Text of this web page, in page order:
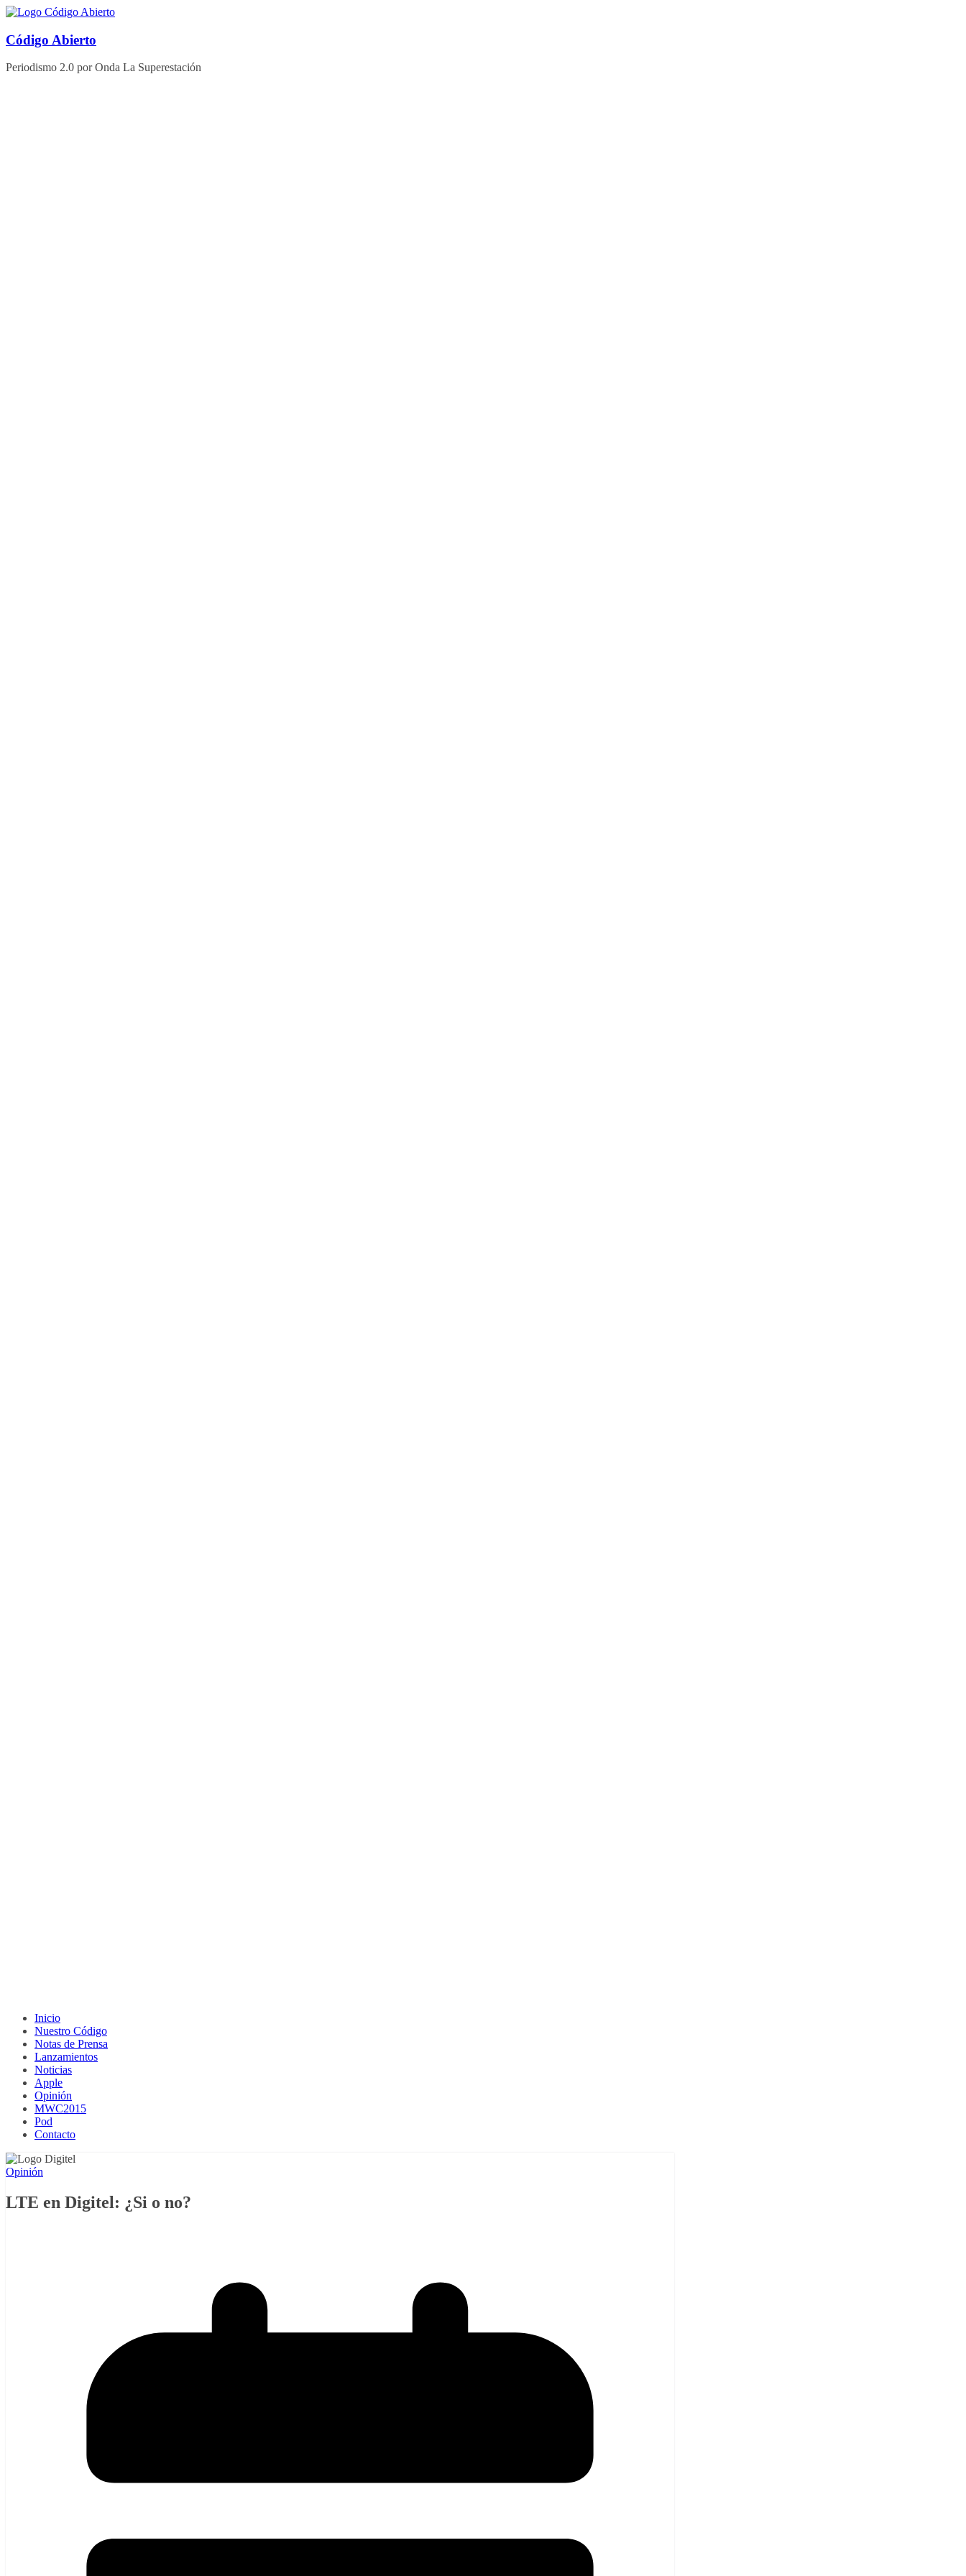
Saltar
contenido
Código Abierto
Periodismo 2.0 por Onda La Superestación
Inicio
Nuestro Código
Notas de Prensa
Lanzamientos
Noticias
Apple
Opinión
MWC2015
Pod
Contacto
Opinión
LTE en Digitel: ¿Si o no?